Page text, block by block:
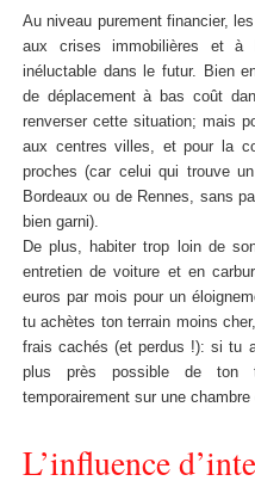
Au niveau purement financier,
aux crises immobilières et à
inéluctable dans le futur. Bien
de déplacement à bas coût
renverser cette situation; mais
aux centres villes, et pour la
proches (car celui qui trouve
Bordeaux ou de Rennes, sans
bien garni).
De plus, habiter trop loin de
entretien de voiture et en
euros par mois pour un
tu achètes ton terrain moins
frais cachés (et perdus !): si tu
plus près possible de ton
temporairement sur une chambre
L’influence